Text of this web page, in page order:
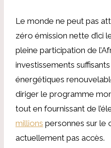
Le monde ne peut pas
zéro émission nette d’ici
pleine participation de
investissements
énergétiques
diriger le programme
tout en fournissant de
millions personnes sur le
actuellement pas accès.